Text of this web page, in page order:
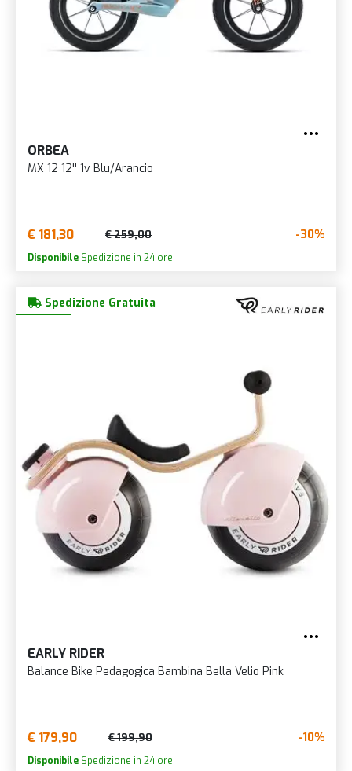
ORBEA
MX 12 12'' 1v Blu/Arancio
€ 181,30 € 259,00 -30%
Disponibile Spedizione in 24 ore
Spedizione Gratuita
EARLY RIDER
Balance Bike Pedagogica Bambina Bella Velio Pink
€ 179,90 € 199,90 -10%
Disponibile Spedizione in 24 ore